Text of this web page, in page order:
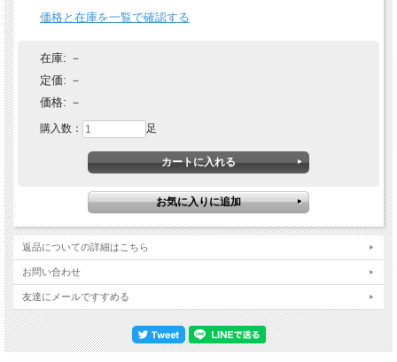
価格と在庫を一覧で確認する
在庫: －
定価: －
価格: －
購入数： 足
返品についての詳細はこちら
お問い合わせ
友達にメールですすめる